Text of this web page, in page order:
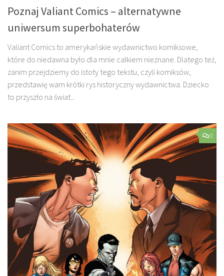
Poznaj Valiant Comics – alternatywne
uniwersum superbohaterów
Valiant Comics to amerykańskie wydawnictwo komiksowe,
które do niedawna było dla mnie całkiem nieznane. Dlatego też,
zanim przejdziemy do istoty tego tekstu, czyli komiksów,
przedstawię wam krótki rys historyczny wydawnictwa. Dziecko
to przyszło na świat...
0